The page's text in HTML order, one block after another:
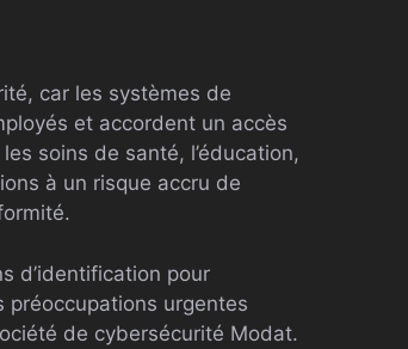
car les systèmes de
et accordent un accès
soins de santé, l’éducation,
à un risque accru de
d’identification pour
préoccupations urgentes
de cybersécurité Modat.